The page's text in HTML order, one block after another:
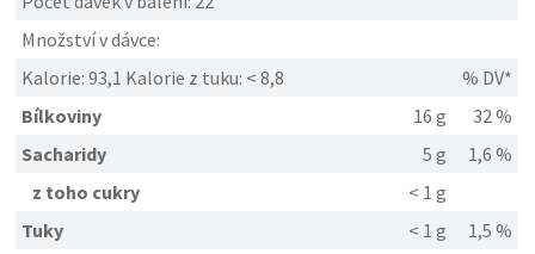
Množství v dávce:
Kalorie: 93,1 Kalorie z tuku: < 8,8
% DV*
Bílkoviny
16 g
32 %
Sacharidy
5 g
1,6 %
z toho cukry
< 1 g
Tuky
< 1 g
1,5 %